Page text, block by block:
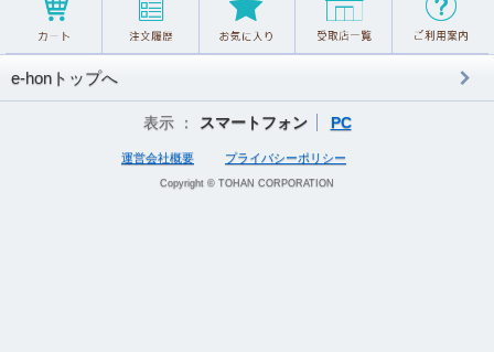
e-honトップへ
表示 ： スマートフォン PC
運営会社概要 プライバシーポリシー
Copyright © TOHAN CORPORATION